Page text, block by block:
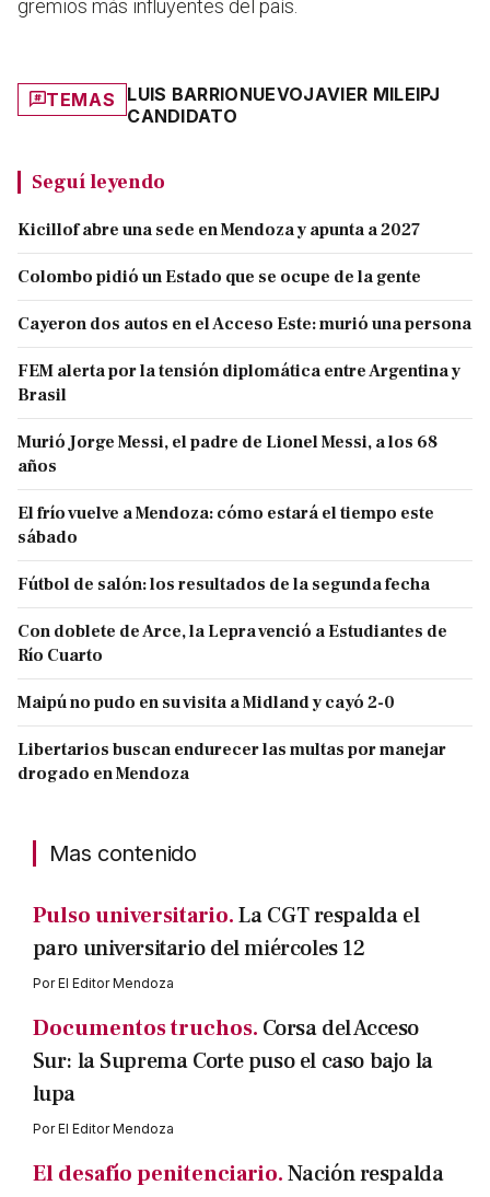
gremios más influyentes del país.
TEMAS LUIS BARRIONUEVOJAVIER MILEIPJ
CANDIDATO
Seguí leyendo
Kicillof abre una sede en Mendoza y apunta a 2027
Colombo pidió un Estado que se ocupe de la gente
Cayeron dos autos en el Acceso Este: murió una persona
FEM alerta por la tensión diplomática entre Argentina y
Brasil
Murió Jorge Messi, el padre de Lionel Messi, a los 68
años
El frío vuelve a Mendoza: cómo estará el tiempo este
sábado
Fútbol de salón: los resultados de la segunda fecha
Con doblete de Arce, la Lepra venció a Estudiantes de
Río Cuarto
Maipú no pudo en su visita a Midland y cayó 2-0
Libertarios buscan endurecer las multas por manejar
drogado en Mendoza
Mas contenido
Pulso universitario.La CGT respalda el
paro universitario del miércoles 12
PorEl Editor Mendoza
Documentos truchos. Corsa del Acceso
Sur: la Suprema Corte puso el caso bajo la
lupa
PorEl Editor Mendoza
El desafío penitenciario.Nación respalda